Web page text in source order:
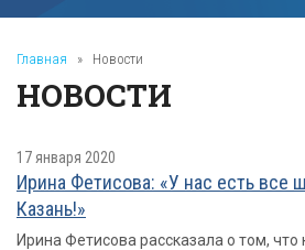
Главная » Новости
НОВОСТИ
17 января 2020
Ирина Фетисова: «У нас есть все
Казань!»
Ирина Фетисова рассказала о том,